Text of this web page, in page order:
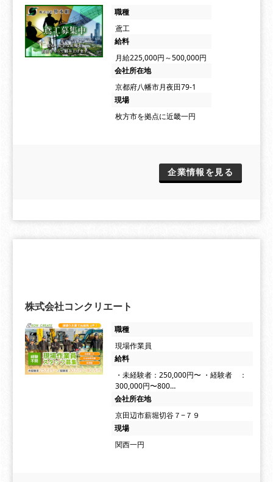
職種
鳶工
給料
月給225,000円～500,000円
会社所在地
京都府八幡市月夜田79-1
現場
枚方市を拠点に近畿一円
企業情報を見る
株式会社コンクリエート
職種
現場作業員
給料
・未経験者：250,000円〜 ・経験者 ：
300,000円〜800…
会社所在地
京田辺市薪堀切谷７−７９
現場
関西一円